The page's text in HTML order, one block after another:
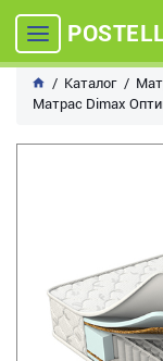
Каталог
Матрас Dimax